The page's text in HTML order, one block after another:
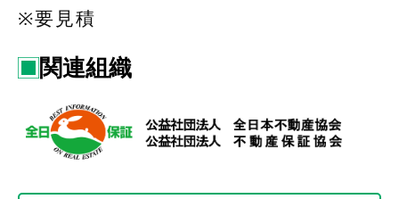
※要見積
関連組織